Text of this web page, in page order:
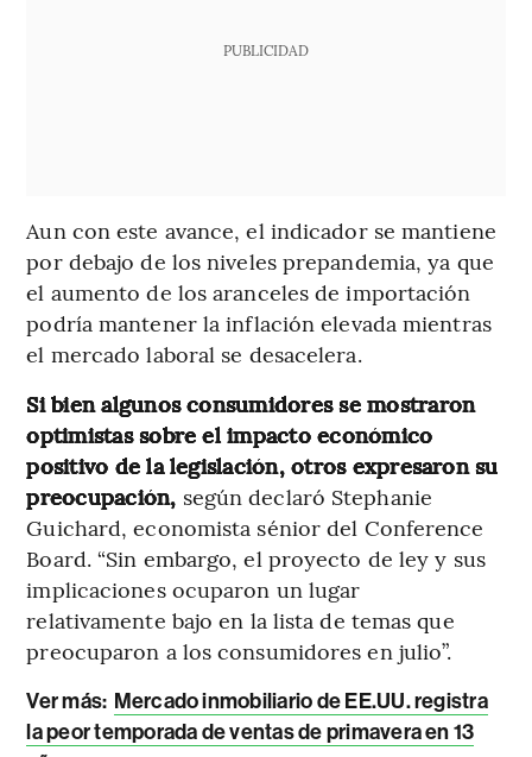
PUBLICIDAD
Aun con este avance, el indicador se mantiene
por debajo de los niveles prepandemia, ya que
el aumento de los aranceles de importación
podría mantener la inflación elevada mientras
el mercado laboral se desacelera.
Si bien algunos consumidores se mostraron
optimistas sobre el impacto económico
positivo de la legislación, otros expresaron su
preocupación, según declaró Stephanie
Guichard, economista sénior del Conference
Board. “Sin embargo, el proyecto de ley y sus
implicaciones ocuparon un lugar
relativamente bajo en la lista de temas que
preocuparon a los consumidores en julio”.
Ver más: Mercado inmobiliario de EE.UU. registra
la peor temporada de ventas de primavera en 13